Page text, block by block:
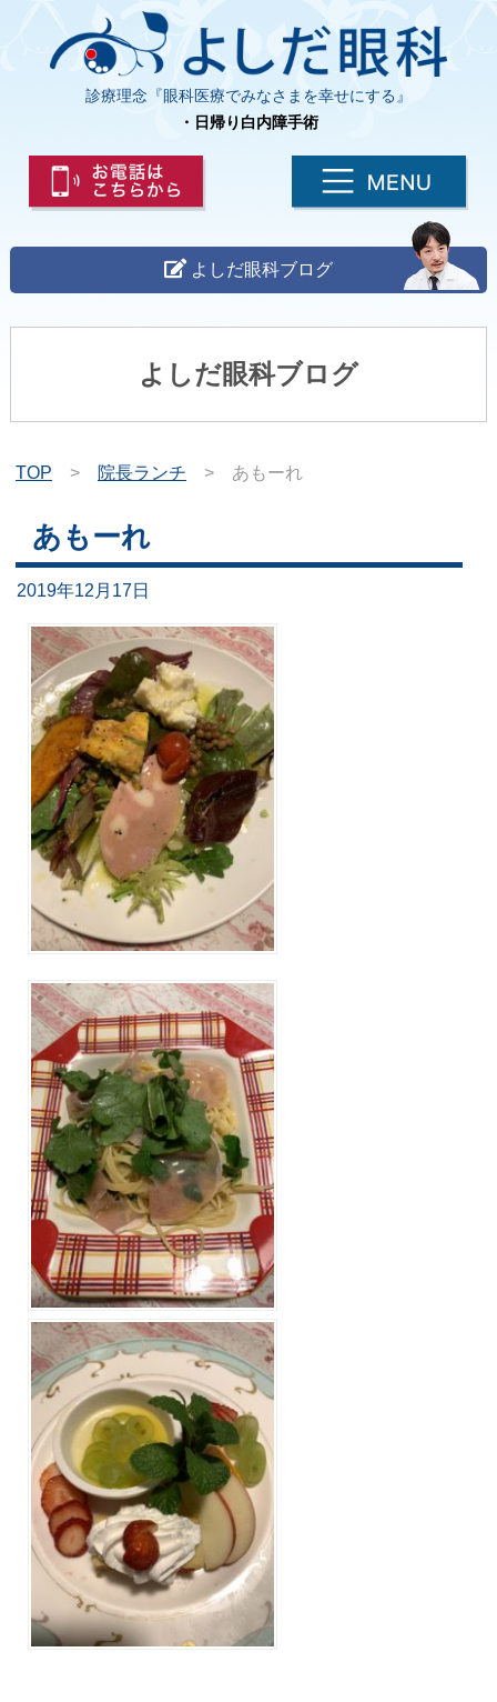
診療理念『眼科医療でみなさまを幸せにする』
・日帰り白内障手術
よしだ眼科ブログ
よしだ眼科ブログ
TOP > 院長ランチ > あもーれ
あもーれ
2019年12月17日